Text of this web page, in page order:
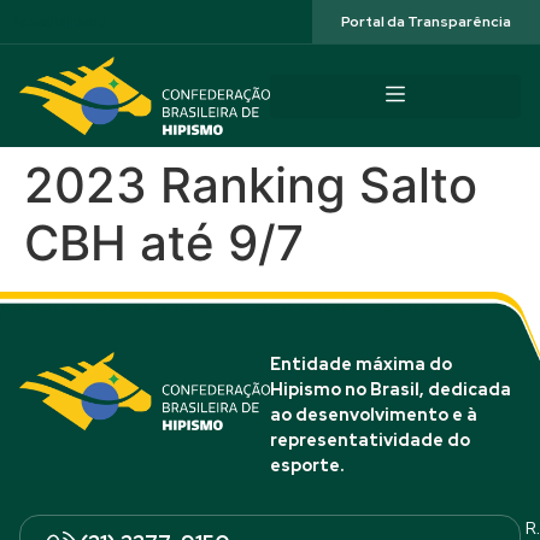
Portal da Transparência
2023 Ranking Salto
CBH até 9/7
Entidade máxima do
Hipismo no Brasil, dedicada
ao desenvolvimento e à
representatividade do
esporte.
R.